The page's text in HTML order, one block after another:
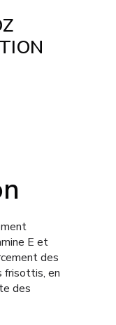
E et
des
frisottis, en
des